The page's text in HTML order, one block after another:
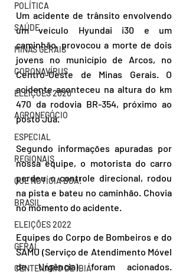
POLÍTICA
SAÚDE
MINAS GERAIS
CORONAVÍRUS
ELEIÇÕES 2020
AGRONEGÓCIO
ESPECIAL
REGIONAIS
QUE NOTÍCIA BOA!
BRASIL
ELEIÇÕES 2022
GERAL
CENTENÁRIO DE IBIÁ
Um acidente de trânsito envolvendo
um veículo Hyundai i30 e um
caminhão, provocou a morte de dois
jovens no município de Arcos, no
Centro-Oeste de Minas Gerais. O
acidente aconteceu na altura do km
470 da rodovia BR-354, próximo ao
posto Juá.
Segundo informações apuradas por
nossa equipe, o motorista do carro
perdeu o controle direcional, rodou
na pista e bateu no caminhão. Chovia
no momento do acidente.
Equipes do Corpo de Bombeiros e do
SAMU (Serviço de Atendimento Móvel
de Urgência) foram acionados.